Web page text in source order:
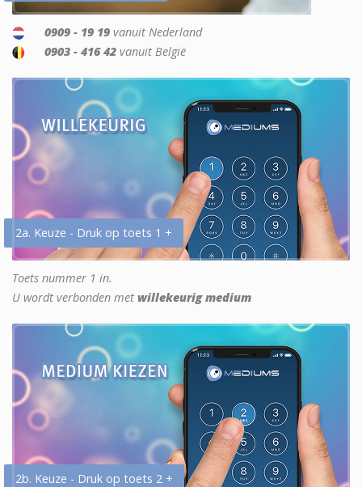
0909 - 19 19 vanuit Nederland
0903 - 416 42 vanuit België
2a. Keuze - Druk op toets 1 +
Toets nummer 1 in.
U wordt verbonden met willekeurig medium
2b. Keuze - Druk op toets 2 +